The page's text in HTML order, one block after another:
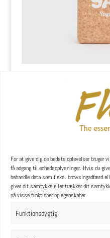
For at give dig de bedste oplevelser
få adgang til enhedsoplysninger. Hvis du
behandle data som f.eks. browsingadfærd
giver dit samtykke eller trækker dit
på visse funktioner og egenskaber.
Funktionsdygtig